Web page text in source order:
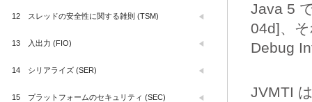
Java 5
04d]、
Debug
JVMTI
12 スレッドの安全性に関する雑則 (TSM)
13 入出力 (FIO)
14 シリアライズ (SER)
15 プラットフォームのセキュリティ (SEC)